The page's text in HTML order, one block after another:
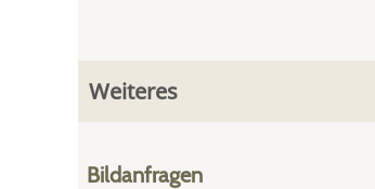
Weiteres
Bildanfragen